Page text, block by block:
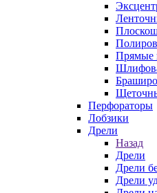
Перфораторы
Лобзики
Дрели
Назад
Дрели
Дрели
Дрели